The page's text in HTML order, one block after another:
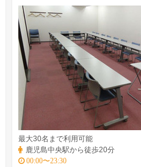
最大30名まで利用可能
鹿児島中央駅から徒歩20分
00:00〜23:30